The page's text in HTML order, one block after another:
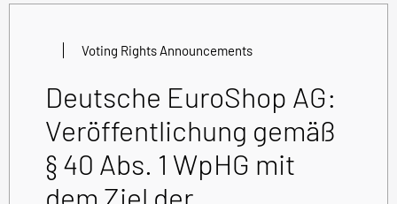
Voting Rights Announcements
Deutsche EuroShop AG:
Veröffentlichung gemäß
§ 40 Abs. 1 WpHG mit
dem Ziel der